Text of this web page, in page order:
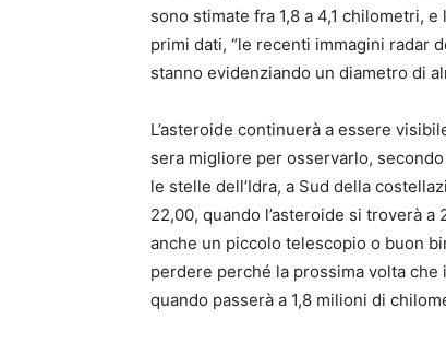
sono stimate fra 1,8 a 4,1 chilometri,
primi dati, “le recenti immagini radar
stanno evidenziando un diametro di
L’asteroide continuerà a essere
sera migliore per osservarlo,
le stelle dell’Idra, a Sud della
22,00, quando l’asteroide si troverà
anche un piccolo telescopio o buon
perdere perché la prossima volta che
quando passerà a 1,8 milioni di